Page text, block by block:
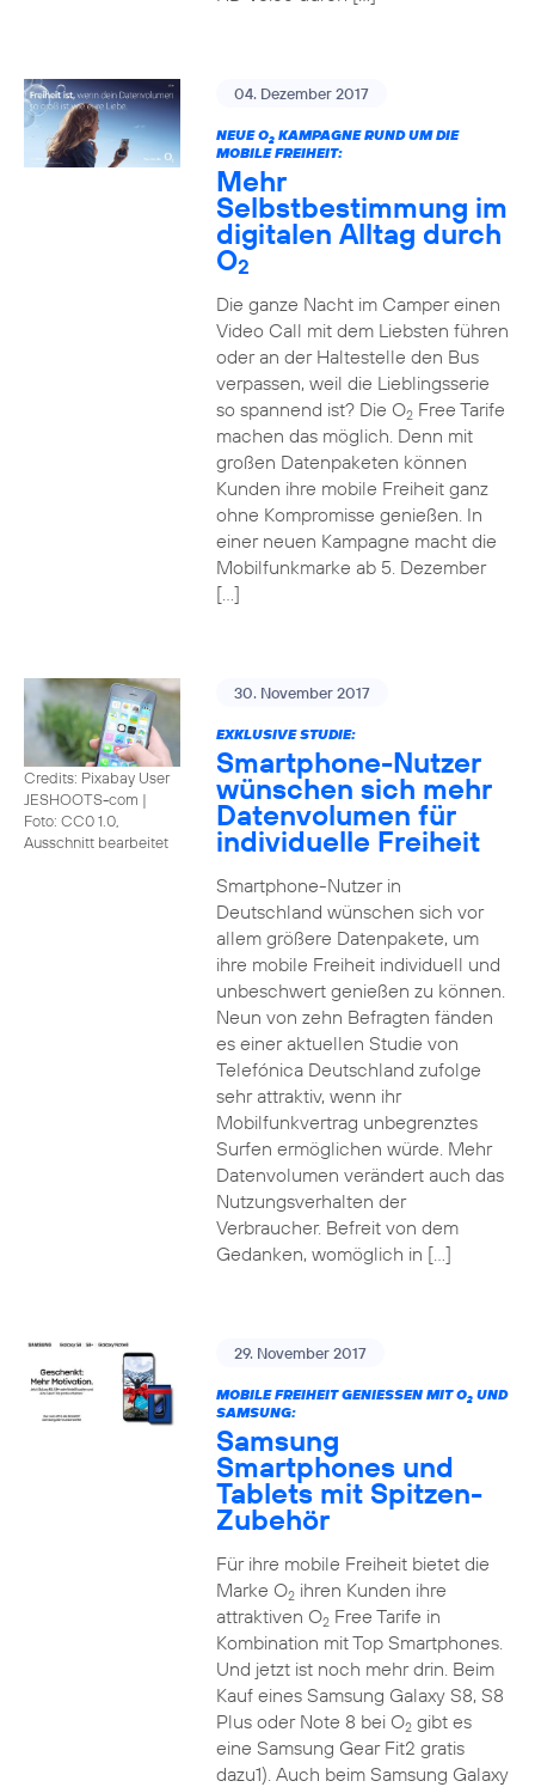
04. Dezember 2017
NEUE O2KAMPAGNE RUND UM DIE
MOBILE FREIHEIT:
Mehr
Selbstbestimmung im
digitalen Alltag durch
O2
Die ganze Nacht im Camper einen
Video Call mit dem Liebsten führen
oder an der Haltestelle den Bus
verpassen, weil die Lieblingsserie
so spannend ist? Die O2Free Tarife
machen das möglich. Denn mit
großen Datenpaketen können
Kunden ihre mobile Freiheit ganz
ohne Kompromisse genießen. In
einer neuen Kampagne macht die
Mobilfunkmarke ab 5. Dezember
[…]
Credits: Pixabay User
JESHOOTS-com |
Foto: CC0 1.0,
Ausschnitt bearbeitet
30. November 2017
EXKLUSIVE STUDIE:
Smartphone-Nutzer
wünschen sich mehr
Datenvolumen für
individuelle Freiheit
Smartphone-Nutzer in
Deutschland wünschen sich vor
allem größere Datenpakete, um
ihre mobile Freiheit individuell und
unbeschwert genießen zu können.
Neun von zehn Befragten fänden
es einer aktuellen Studie von
Telefónica Deutschland zufolge
sehr attraktiv, wenn ihr
Mobilfunkvertrag unbegrenztes
Surfen ermöglichen würde. Mehr
Datenvolumen verändert auch das
Nutzungsverhalten der
Verbraucher. Befreit von dem
Gedanken, womöglich in […]
29. November 2017
MOBILE FREIHEIT GENIESSEN MIT O 2UND
SAMSUNG:
Samsung
Smartphones und
Tablets mit Spitzen-
Zubehör
Für ihre mobile Freiheit bietet die
Marke O2ihren Kunden ihre
attraktiven O2Free Tarife in
Kombination mit Top Smartphones.
Und jetzt ist noch mehr drin. Beim
Kauf eines Samsung Galaxy S8, S8
Plus oder Note 8 bei O2gibt es
eine Samsung Gear Fit2 gratis
dazu1). Auch beim Samsung Galaxy